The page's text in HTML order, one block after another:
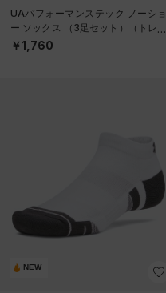
UAパフォーマンステック ノーショ
ー ソックス （3足セット）（トレー
ニング/UNISEX）
￥1,760
NEW